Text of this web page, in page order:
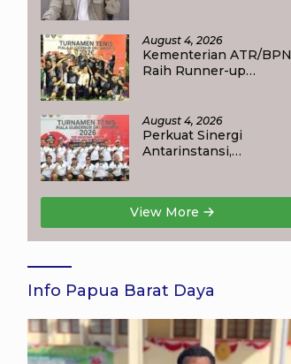
Dapat Kepastian
Layanan
August 4, 2026
Kementerian ATR/BPN
Raih Runner-up
2026
August 4, 2026
Perkuat Sinergi
Antarinstansi,
Turnamen Tenis Piala
Gubernur DKI Jakarta
2026
View More
Info Papua Barat Daya